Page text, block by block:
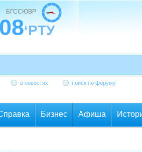
БГССЮВР
‘РТУ
в новостях
поиск по форуму
Бизнес Афиша